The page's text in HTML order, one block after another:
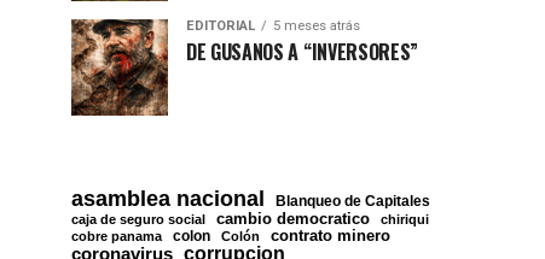
EDITORIAL 5 meses atrás
DE GUSANOS A “INVERSORES”
asamblea nacional Blanqueo de Capitales
caja de seguro social cambio democratico
chiriqui
cobre panama
colon Colón contrato minero
coronavirus corrupcion